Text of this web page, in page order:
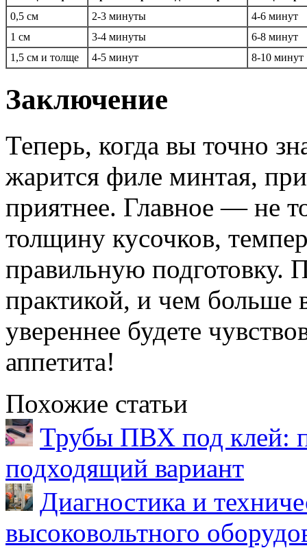
0,5 см
2-3 минуты
4-6 минут
1 см
3-4 минуты
6-8 минут
1,5 см и толще
4-5 минут 8-10 минут
Заключение
Теперь, когда вы точно
жарится филе минтая,
приятнее. Главное — не
толщину кусочков,
правильную подготовку.
практикой, и чем больше
увереннее будете
аппетита!
Похожие статьи
Трубы ПВХ под клей:
подходящий вариант
Диагностика и
высоковольтного